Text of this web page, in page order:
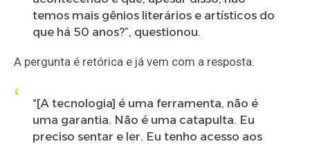
temos mais gênios literários e artísticos do
que há 50 anos?”, questionou.
A pergunta é retórica e já vem com a resposta.
“[A tecnologia] é uma ferramenta, não é
uma garantia. Não é uma catapulta. Eu
preciso sentar e ler. Eu tenho acesso aos